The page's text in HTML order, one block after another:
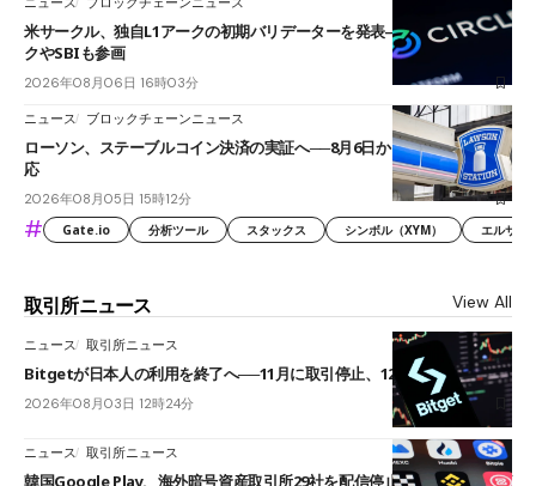
米サークル、独自L1アークの初期バリデーターを発表――ブラックロッ
クやSBIも参画
2026年08月06日 16時03分
ニュース ブロックチェーンニュース
ローソン、ステーブルコイン決済の実証へ──8月6日からJPYCやUSDC対
応
2026年08月05日 15時12分
# Gate.io 分析ツール スタックス シンボル（XYM） エルサル
取引所ニュース View All
ニュース 取引所ニュース
Bitgetが日本人の利用を終了へ──11月に取引停止、12月末に強制決済
2026年08月03日 12時24分
ニュース 取引所ニュース
韓国Google Play、海外暗号資産取引所29社を配信停止──OKXやバイビ